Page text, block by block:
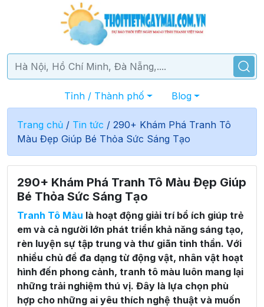
Tỉnh / Thành phố Blog
Trang chủ / Tin tức / 290+ Khám Phá Tranh Tô
Màu Đẹp Giúp Bé Thỏa Sức Sáng Tạo
290+ Khám Phá Tranh Tô Màu Đẹp Giúp
Bé Thỏa Sức Sáng Tạo
Tranh Tô Màu là hoạt động giải trí bổ ích giúp trẻ
em và cả người lớn phát triển khả năng sáng tạo,
rèn luyện sự tập trung và thư giãn tinh thần. Với
nhiều chủ đề đa dạng từ động vật, nhân vật hoạt
hình đến phong cảnh, tranh tô màu luôn mang lại
những trải nghiệm thú vị. Đây là lựa chọn phù
hợp cho những ai yêu thích nghệ thuật và muốn